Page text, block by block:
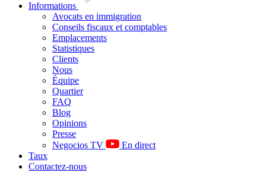
Informations
Avocats en immigration
Conseils fiscaux et comptables
Emplacements
Statistiques
Clients
Nous
Équipe
Quartier
FAQ
Blog
Opinions
Presse
Negocios TV
En direct
Taux
Contactez-nous